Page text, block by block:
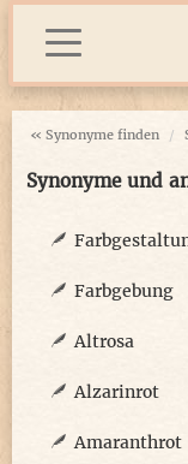
« Synonyme finden
Synonyme und
Farbgebung
Altrosa
Alzarinrot
Amaranthrot